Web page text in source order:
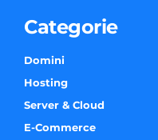
Categorie
Domini
Hosting
Server & Cloud
E-Commerce